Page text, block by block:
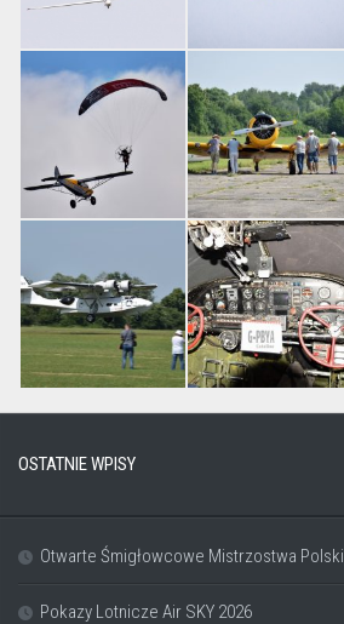
OSTATNIE WPISY
Otwarte Śmigłowcowe Mistrzostwa Polski
Pokazy Lotnicze Air SKY 2026